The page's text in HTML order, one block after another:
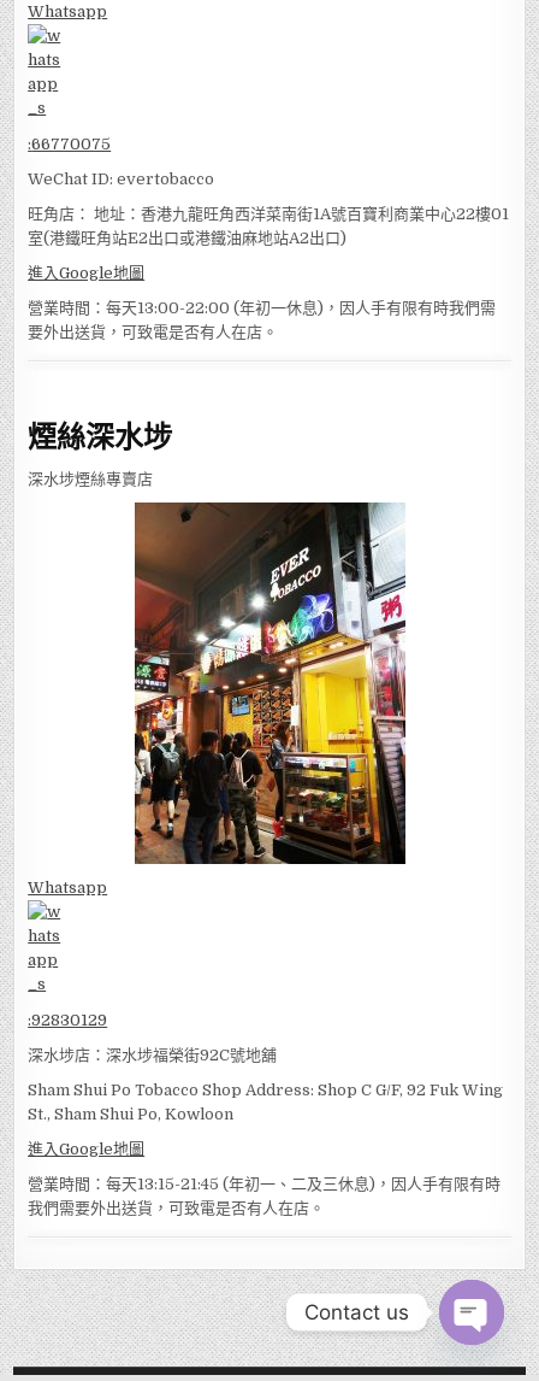
Whatsapp
:66770075
WeChat ID: evertobacco
旺角店： 地址：香港九龍旺角西洋菜南街1A號百寶利商業中心22樓01
室(港鐵旺角站E2出口或港鐵油麻地站A2出口)
進入Google地圖
營業時間：每天13:00-22:00 (年初一休息)，因人手有限有時我們需
要外出送貨，可致電是否有人在店。
煙絲深水埗
深水埗煙絲專賣店
Whatsapp
:92830129
深水埗店：深水埗福榮街92C號地舖
Sham Shui Po Tobacco Shop Address: Shop C G/F, 92 Fuk Wing
St., Sham Shui Po, Kowloon
進入Google地圖
營業時間：每天13:15-21:45 (年初一、二及三休息)，因人手有限有時
我們需要外出送貨，可致電是否有人在店。
Contact us
OPEN
CHATY